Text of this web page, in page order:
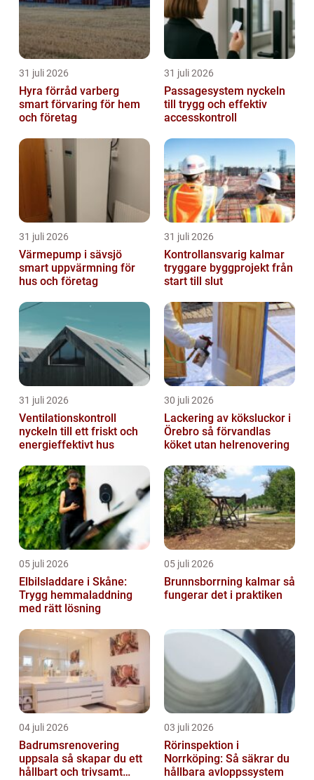
31 juli 2026
Hyra förråd varberg
smart förvaring för hem
och företag
31 juli 2026
Passagesystem nyckeln
till trygg och effektiv
accesskontroll
31 juli 2026
Värmepump i sävsjö
smart uppvärmning för
hus och företag
31 juli 2026
Kontrollansvarig kalmar
tryggare byggprojekt från
start till slut
31 juli 2026
Ventilationskontroll
nyckeln till ett friskt och
energieffektivt hus
30 juli 2026
Lackering av köksluckor i
Örebro så förvandlas
köket utan helrenovering
05 juli 2026
Elbilsladdare i Skåne:
Trygg hemmaladdning
med rätt lösning
05 juli 2026
Brunnsborrning kalmar så
fungerar det i praktiken
04 juli 2026
Badrumsrenovering
uppsala så skapar du ett
hållbart och trivsamt
03 juli 2026
Rörinspektion i
Norrköping: Så säkrar du
hållbara avloppssystem